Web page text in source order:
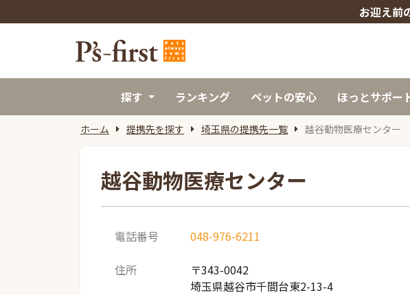
お迎え前
探す ランキング ペットの安心 ほっとサポー
ホーム 提携先を探す 埼玉県の提携先一覧 越谷動物医療センター
越谷動物医療センター
電話番号 048-976-6211
住所
〒343-0042
埼玉県越谷市千間台東2-13-4